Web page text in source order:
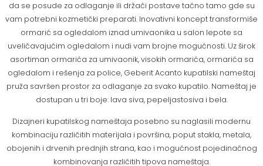
da se posude za odlaganje ili držači postave tačno tamo gde su
vam potrebni kozmetički preparati. Inovativni koncept transformiše
ormarić sa ogledalom iznad umivaonika u salon lepote sa
uveličavajućim ogledalom i nudi vam brojne mogućnosti. Uz širok
asortiman ormarića za umivaonik, visokih ormarića, ormarića sa
ogledalom i rešenja za police, Geberit Acanto kupatilski nameštaj
pruža savršen prostor za odlaganje za svako kupatilo. Nameštaj je
dostupan u tri boje: lava siva, pepeljastosiva i bela.
Dizajneri kupatilskog nameštaja posebno su naglasili modernu
kombinaciju različitih materijala i površina, poput stakla, metala,
obojenih i drvenih prednjih strana, kao i mogućnost pojedinačnog
kombinovanja različitih tipova nameštaja.